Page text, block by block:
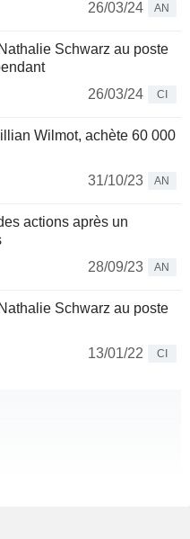
26/03/24
AN
Schwarz au poste
26/03/24
CI
Wilmot, achète 60 000
31/10/23
AN
actions après un
28/09/23
AN
Schwarz au poste
13/01/22
CI